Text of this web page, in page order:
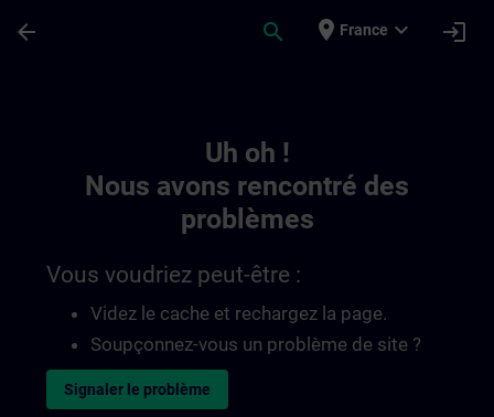
arrow_back search place France expand_more login
Uh oh !
Nous avons rencontré des
problèmes
Vous voudriez peut-être :
Videz le cache et rechargez la page.
Soupçonnez-vous un problème de site ?
Signaler le problème